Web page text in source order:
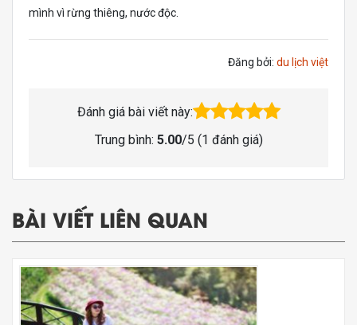
mình vì rừng thiêng, nước độc.
Đăng bởi: du lịch việt
Đánh giá bài viết này:
Trung bình: 5.00/5 (1 đánh giá)
BÀI VIẾT LIÊN QUAN